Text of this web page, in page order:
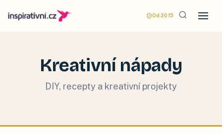
Od 2015
Kreativní nápady
DIY, recepty a kreativní projekty